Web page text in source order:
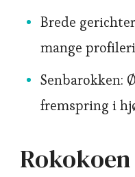
Brede
mange
Senbarokken:
fremspring i
Rokokoen